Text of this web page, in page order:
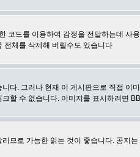
코드를 이용하여 감정을 전달하는데 사
전체를 삭제해 버릴수도 있습니다
다. 그러나 현재 이 게시판으로 직접 이
할 수 없습니다. 이미지를 표시하려면
므로 가능한 읽는 것이 좋습니다. 공지